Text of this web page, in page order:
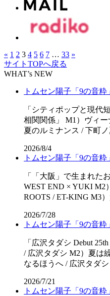
« 1 2 3 4 5 6 7 … 33 »
サイトTOPへ戻る
WHAT’s NEW
トムセン陽子「9の音粋
「シティポップと現代
相関関係」 M1）ヴィー
夏のルミナンス / 下町
2026/8/4
トムセン陽子「9の音粋
「「⼤阪」で⽣まれた
WEST END × YUKI M2
ROOTS / ET-KING M3
2026/7/28
トムセン陽子「9の音粋
「広沢タダシ Debut
/ 広沢タダシ M2）夏は
なるほうへ / 広沢タダ
2026/7/21
トムセン陽子「9の音粋